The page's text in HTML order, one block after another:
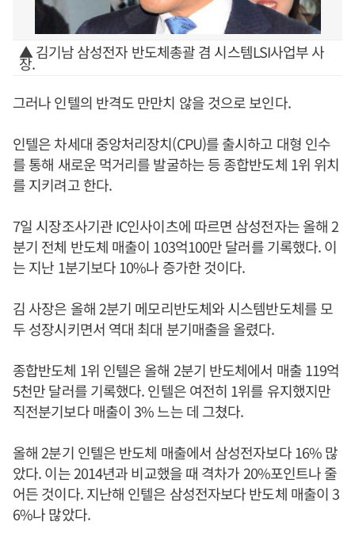
▲ 김기남 삼성전자 반도체총괄 겸 시스템LSI사업부 사
장.
그러나 인텔의 반격도 만만치 않을 것으로 보인다.
인텔은 차세대 중앙처리장치(CPU)를 출시하고 대형 인수
를 통해 새로운 먹거리를 발굴하는 등 종합반도체 1위 위치
를 지키려고 한다.
7일 시장조사기관 IC인사이츠에 따르면 삼성전자는 올해 2
분기 전체 반도체 매출이 103억100만 달러를 기록했다. 이
는 지난 1분기보다 10%나 증가한 것이다.
김 사장은 올해 2분기 메모리반도체와 시스템반도체를 모
두 성장시키면서 역대 최대 분기매출을 올렸다.
종합반도체 1위 인텔은 올해 2분기 반도체에서 매출 119억
5천만 달러를 기록했다. 인텔은 여전히 1위를 유지했지만
직전분기보다 매출이 3% 느는 데 그쳤다.
올해 2분기 인텔은 반도체 매출에서 삼성전자보다 16% 많
았다. 이는 2014년과 비교했을 때 격차가 20%포인트나 줄
어든 것이다. 지난해 인텔은 삼성전자보다 반도체 매출이 3
6%나 많았다.